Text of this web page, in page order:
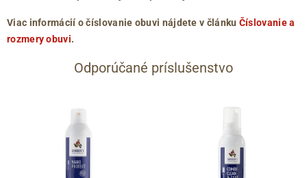
Viac informácií o číslovanie obuvi nájdete v článku Číslovanie a
rozmery obuvi.
Odporúčané príslušenstvo